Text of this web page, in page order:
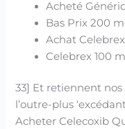
Acheté
Bas Prix 200
Achat
Celebrex 100
33] Et retiennent
l’outre-plus
Acheter Celecoxib